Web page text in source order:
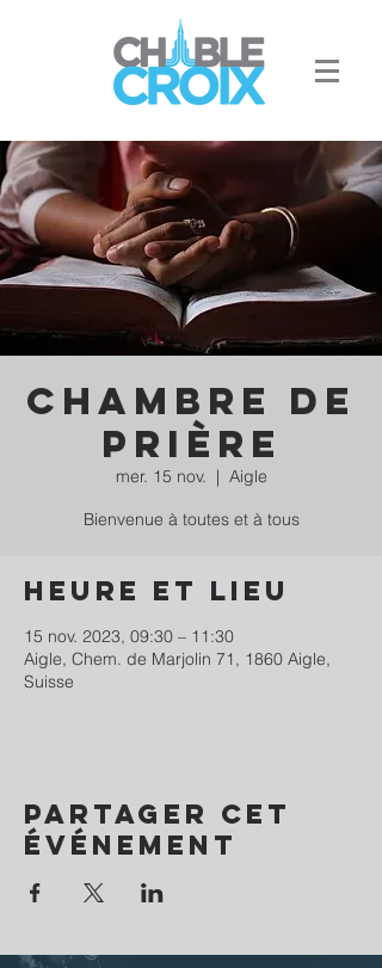
Chambre de
prière
mer. 15 nov.
  |
Aigle
Bienvenue à toutes et à tous
Heure et lieu
15 nov. 2023, 09:30 – 11:30
Aigle, Chem. de Marjolin 71, 1860 Aigle,
Suisse
Partager cet
événement